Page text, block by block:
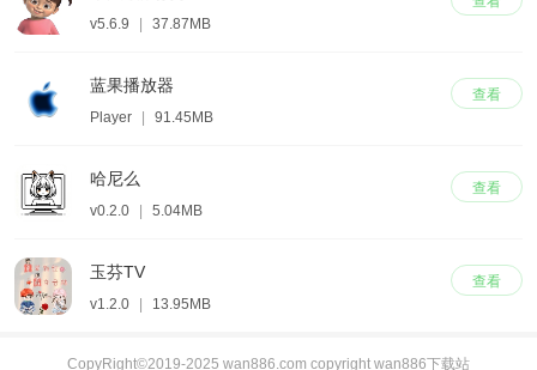
v5.6.9 37.87MB
查看
蓝果播放器
Player 91.45MB
查看
哈尼么
v0.2.0 5.04MB
查看
玉芬TV
v1.2.0 13.95MB
CopyRight©2019-2025 wan886.com copyright wan886下载站